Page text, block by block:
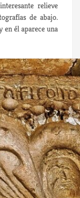
relieve
de abajo.
en él aparece una